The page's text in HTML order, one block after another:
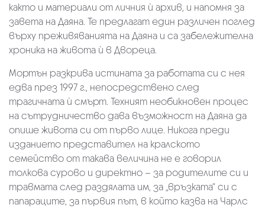
както и материали от личния ѝ архив, и напомня за
завета на Даяна. Те предлагат един различен поглед
върху преживяванията на Даяна и са забележителна
хроника на живота ѝ в Двореца.
Мортън разкрива истината за работата си с нея
едва през 1997 г., непосредствено след
трагичната ѝ смърт. Техният необикновен процес
на сътрудничество дава възможност на Даяна да
опише живота си от първо лице. Никога преди
изданието представител на кралското
семейство от такава величина не е говорил
толкова сурово и директно – за родителите си и
травмата след раздялата им, за „връзката“ си с
папараците, за първия път, в който казва на Чарлс